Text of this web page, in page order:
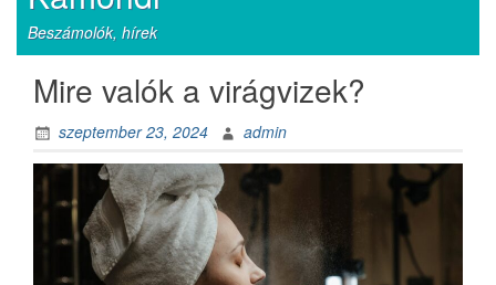
Beszámolók, hírek
Mire valók a virágvizek?
szeptember 23, 2024 admin